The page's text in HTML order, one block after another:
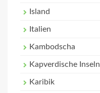
Island
Italien
Kambodscha
Kapverdische Inseln
Karibik